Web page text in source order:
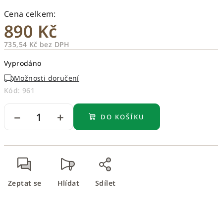
890 Kč
735,54 Kč bez DPH
cena:
Vyprodáno
Možnosti doručení
Kód: 961
+
− DO KOŠÍKU
Zeptat se Hlídat Sdílet